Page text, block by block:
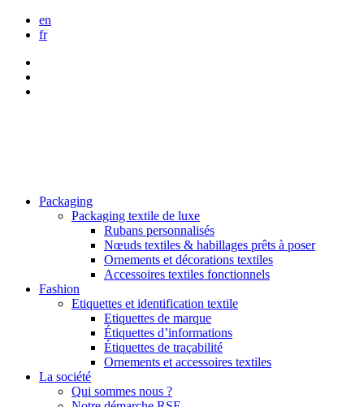
en
fr
Packaging
Packaging textile de luxe
Rubans personnalisés
Nœuds textiles & habillages prêts à poser
Ornements et décorations textiles
Accessoires textiles fonctionnels
Fashion
Etiquettes et identification textile
Etiquettes de marque
Étiquettes d’informations
Étiquettes de traçabilité
Ornements et accessoires textiles
La société
Qui sommes nous ?